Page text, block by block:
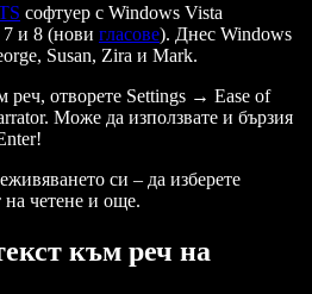
софтуер с Windows Vista
и 8 (нови гласове). Днес Windows
Susan, Zira и Mark.
реч, отворете Settings → Ease of
Може да използвате и бързия
си – да изберете
на четене и още.
към реч на